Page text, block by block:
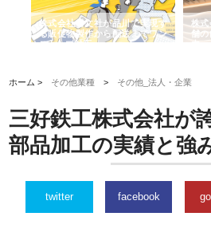
株式会社耕文社が品川で実現す
る販促物製作から配送までワン
ストップ対応
株式
舗の
由
ホーム > その他業種 > その他_法人・企業
三好鉄工株式会社が
部品加工の実績と強
twitter facebook